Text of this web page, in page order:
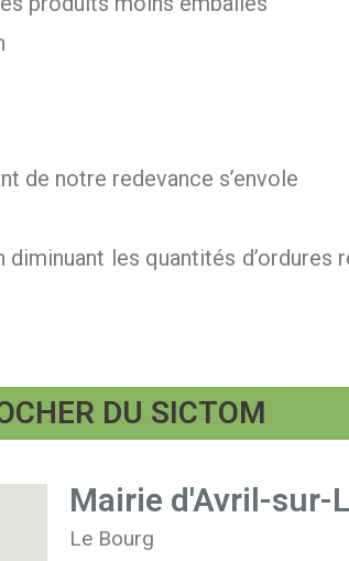
de notre redevance s’envole
les quantités d’ordures
DU SICTOM
Mairie d'Avril-sur-
Le Bourg